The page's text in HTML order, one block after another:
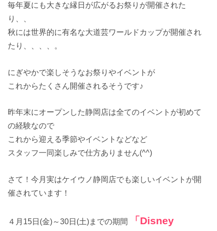
毎年夏にも大きな縁日が広がるお祭りが開催された
り、、
秋には世界的に有名な大道芸ワールドカップが開催され
たり、、、、。
にぎやかで楽しそうなお祭りやイベントが
これからたくさん開催されるそうです♪
昨年末にオープンした静岡店は全てのイベントが初めて
の経験なので
これから迎える季節やイベントなどなど
スタッフ一同楽しみで仕方ありません(^^)
さて！今月実はケイウノ静岡店でも楽しいイベントが開
催されています！
４月15日(金)～30日(土)までの期間
「Disney